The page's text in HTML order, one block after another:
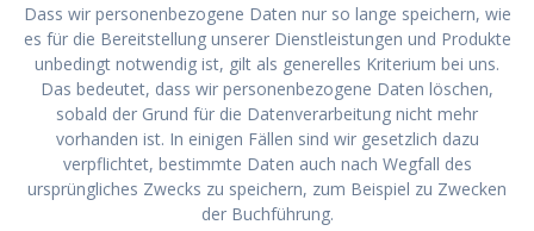
Dass wir personenbezogene Daten nur so lange speichern, wie
es für die Bereitstellung unserer Dienstleistungen und Produkte
unbedingt notwendig ist, gilt als generelles Kriterium bei uns.
Das bedeutet, dass wir personenbezogene Daten löschen,
sobald der Grund für die Datenverarbeitung nicht mehr
vorhanden ist. In einigen Fällen sind wir gesetzlich dazu
verpflichtet, bestimmte Daten auch nach Wegfall des
ursprüngliches Zwecks zu speichern, zum Beispiel zu Zwecken
der Buchführung.